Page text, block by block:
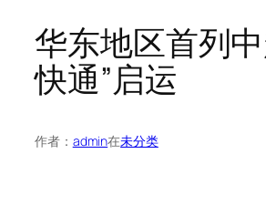
华东地区首列
快通”启运
作者： admin在未分类